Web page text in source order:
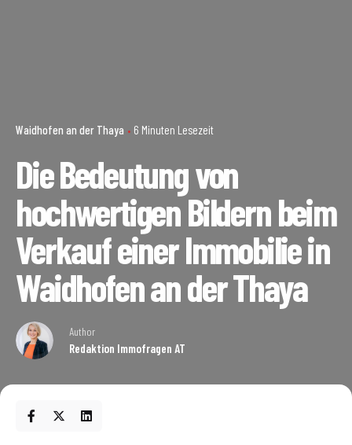
Waidhofen an der Thaya 6 Minuten Lesezeit
Die Bedeutung von
hochwertigen Bildern beim
Verkauf einer Immobilie in
Waidhofen an der Thaya
Author
Redaktion Immofragen AT